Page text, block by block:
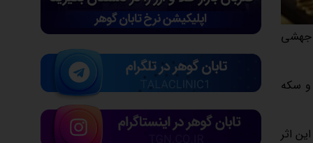
جهشی
ثبت کرد و سکه
داخلی، این اثر